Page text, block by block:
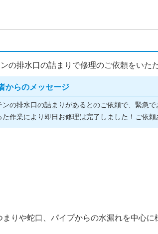
の排水口の詰まりで修理のご依頼をいた
からのメッセージ
ンの排水口の詰まりがあるとのご依頼で、緊急
た作業により即日お修理は完了しました！ご依
りや蛇口、パイプからの水漏れを中心